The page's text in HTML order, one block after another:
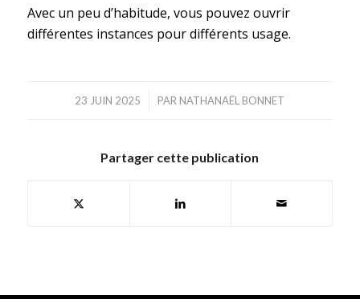
Avec un peu d’habitude, vous pouvez ouvrir
différentes instances pour différents usage.
23 JUIN 2025
/ PAR NATHANAËL BONNET
Partager cette publication